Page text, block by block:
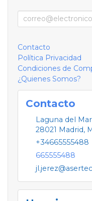
Contacto
Política Privacidad
Condiciones de
¿Quienes Somos?
Contacto
Laguna del
28021 Madrid,
+34665555488
665555488